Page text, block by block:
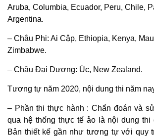
Aruba, Columbia, Ecuador, Peru, Chile,
Argentina.
– Châu Phi: Ai Cập, Ethiopia, Kenya,
Zimbabwe.
– Châu Đại Dương: Úc, New Zealand.
Tương tự năm 2020, nội dung thi năm
– Phần thi thực hành : Chẩn đoán và
qua hệ thống thực tế ảo là nội dung thi
Bản thiết kế gần như tương tự với quy